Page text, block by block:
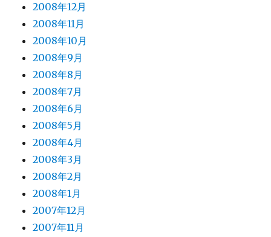
2008年12月
2008年11月
2008年10月
2008年9月
2008年8月
2008年7月
2008年6月
2008年5月
2008年4月
2008年3月
2008年2月
2008年1月
2007年12月
2007年11月